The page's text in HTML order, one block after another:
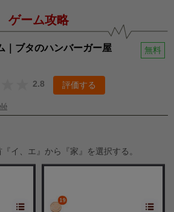
ゲーム攻略
｜ブタのハンバーガー屋 無料
2.8 評価する
イ、エ』から『家』を選択する。